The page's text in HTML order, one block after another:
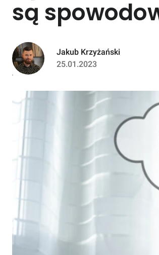
są
Jakub Krzyżański
25.01.2023